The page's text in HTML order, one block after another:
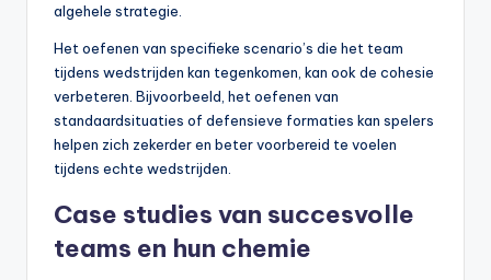
algehele strategie.
Het oefenen van specifieke scenario’s die het team
tijdens wedstrijden kan tegenkomen, kan ook de cohesie
verbeteren. Bijvoorbeeld, het oefenen van
standaardsituaties of defensieve formaties kan spelers
helpen zich zekerder en beter voorbereid te voelen
tijdens echte wedstrijden.
Case studies van succesvolle
teams en hun chemie